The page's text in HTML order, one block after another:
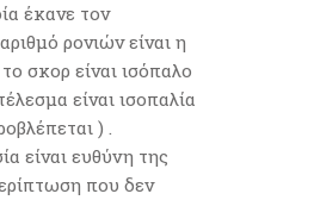
έκανε τον
ρονιών είναι η
σκορ είναι ισόπαλο
είναι ισοπαλία
) .
είναι ευθύνη της
που δεν